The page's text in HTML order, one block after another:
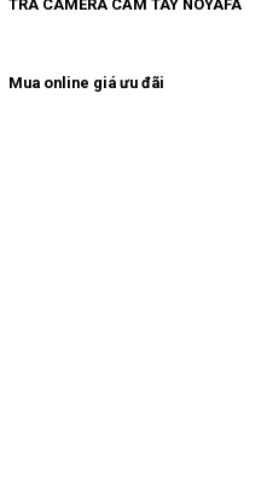
TRA CAMERA CẦM TAY NOYAFA
Mua online giá ưu đãi